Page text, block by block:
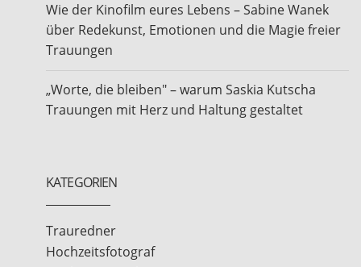
Wie der Kinofilm eures Lebens – Sabine Wanek
über Redekunst, Emotionen und die Magie freier
Trauungen
„Worte, die bleiben" – warum Saskia Kutscha
Trauungen mit Herz und Haltung gestaltet
KATEGORIEN
Trauredner
Hochzeitsfotograf